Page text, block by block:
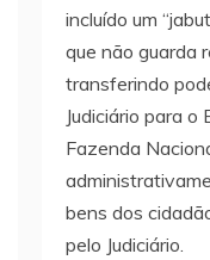
incluído um
que não guarda
transferindo
Judiciário para
Fazenda
bens dos
pelo Judiciário.